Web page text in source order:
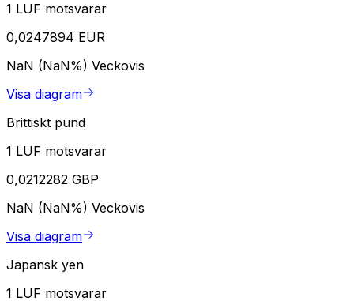
1 LUF motsvarar
0,0247894 EUR
NaN (NaN%) Veckovis
Visa diagram
Brittiskt pund
1 LUF motsvarar
0,0212282 GBP
NaN (NaN%) Veckovis
Visa diagram
Japansk yen
1 LUF motsvarar